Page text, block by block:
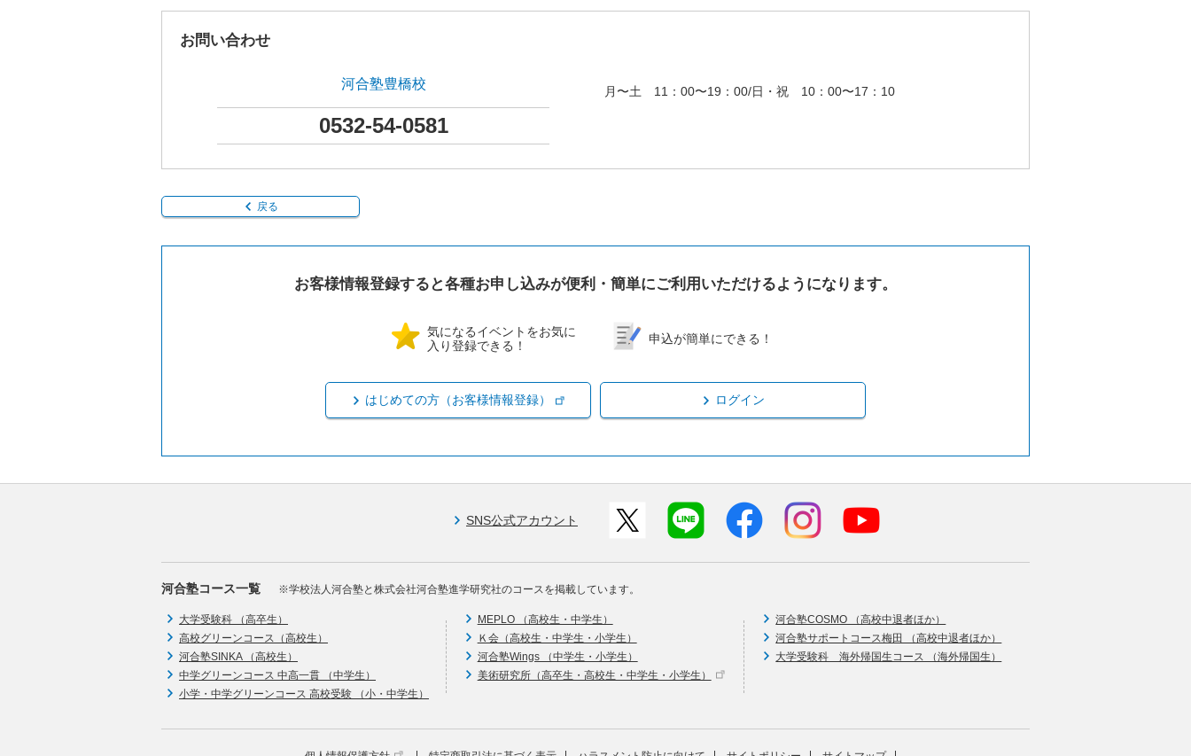
お問い合わせ
河合塾豊橋校
0532-54-0581
月〜土 11：00〜19：00/日・祝 10：00〜17：10
戻る
お客様情報登録すると各種お申し込みが便利・簡単にご利用いただけるようになります。
気になるイベントをお気に
入り登録できる！
申込が簡単にできる！
はじめての方（お客様情報登録） ログイン
SNS公式アカウント
河合塾コース一覧 ※学校法人河合塾と株式会社河合塾進学研究社のコースを掲載しています。
大学受験科 （高卒生）
高校グリーンコース（高校生）
河合塾SINKA （高校生）
中学グリーンコース 中高一貫 （中学生）
小学・中学グリーンコース 高校受験 （小・中学生）
MEPLO （高校生・中学生）
Ｋ会（高校生・中学生・小学生）
河合塾Wings （中学生・小学生）
美術研究所（高卒生・高校生・中学生・小学生）
河合塾COSMO （高校中退者ほか）
河合塾サポートコース梅田 （高校中退者ほか）
大学受験科 海外帰国生コース （海外帰国生）